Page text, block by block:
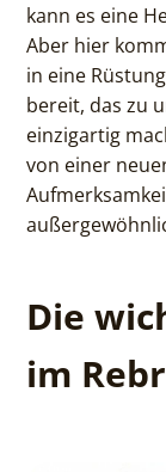
kann es eine
Aber hier
in eine
bereit, das zu
einzigartig
von einer
Die
im